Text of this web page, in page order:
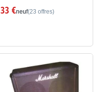
33 €neuf(23 offres)